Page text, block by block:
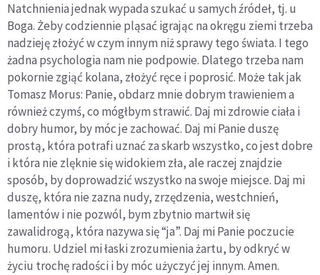
Natchnienia jednak wypada szukać u samych źródeł, tj. u
Boga. Żeby codziennie pląsać igrając na okręgu ziemi trzeba
nadzieję złożyć w czym innym niż sprawy tego świata. I tego
żadna psychologia nam nie podpowie. Dlatego trzeba nam
pokornie zgiąć kolana, złożyć ręce i poprosić. Może tak jak
Tomasz Morus: Panie, obdarz mnie dobrym trawieniem a
również czymś, co mógłbym strawić. Daj mi zdrowie ciała i
dobry humor, by móc je zachować. Daj mi Panie duszę
prostą, która potrafi uznać za skarb wszystko, co jest dobre
i która nie zlęknie się widokiem zła, ale raczej znajdzie
sposób, by doprowadzić wszystko na swoje miejsce. Daj mi
duszę, która nie zazna nudy, zrzędzenia, westchnień,
lamentów i nie pozwól, bym zbytnio martwił się
zawalidrogą, która nazywa się “ja”. Daj mi Panie poczucie
humoru. Udziel mi łaski zrozumienia żartu, by odkryć w
życiu trochę radości i by móc użyczyć jej innym. Amen.